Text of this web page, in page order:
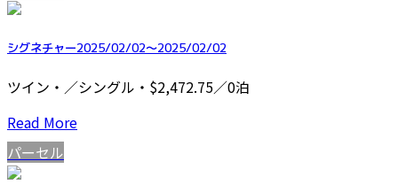
シグネチャー2025/02/02～2025/02/02
ツイン・／シングル・$2,472.75／0泊
Read More
パーセル